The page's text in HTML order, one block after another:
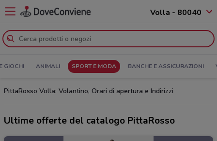
Volla - 80040
GIOCHI ANIMALI SPORT E MODA BANCHE E ASSICURAZIONI
PittaRosso Volla: Volantino, Orari di apertura e Indirizzi
Ultime offerte del catalogo PittaRosso